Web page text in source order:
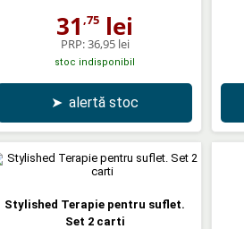
31 ,75 lei
PRP:36,95 lei
stoc indisponibil
➤ alertă stoc
Stylished Terapie pentru suflet.
Set 2 carti